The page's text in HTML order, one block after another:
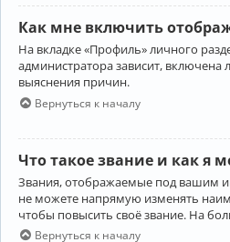
Как мне включить
На вкладке «Профиль» личного
администратора зависит, включена
выяснения причин.
Вернуться к началу
Что такое звание и как я
Звания, отображаемые под вашим
не можете напрямую изменять
чтобы повысить своё звание. На
Вернуться к началу